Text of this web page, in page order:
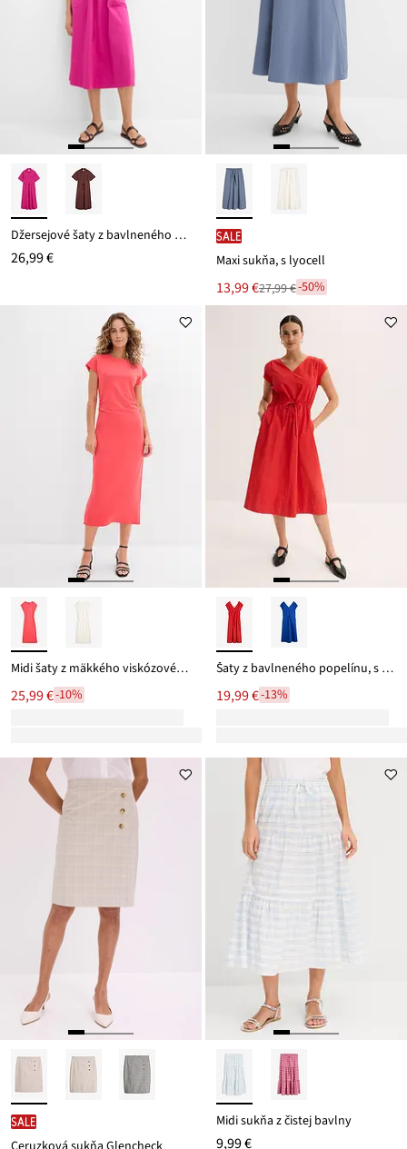
Džersejové šaty z bavlneného streču
26,99 €
SALE
Maxi sukňa, s lyocell
Nová
cena
13,99 €
Zľava 27,99 €-50%
Midi šaty z mäkkého viskózového mixu
25,99 €-10%
Šaty z bavlneného popelínu, s nastaviteľnou sťahovacou šnúrkou
19,99 €-13%
SALE Midi sukňa z čistej bavlny
9,99 €